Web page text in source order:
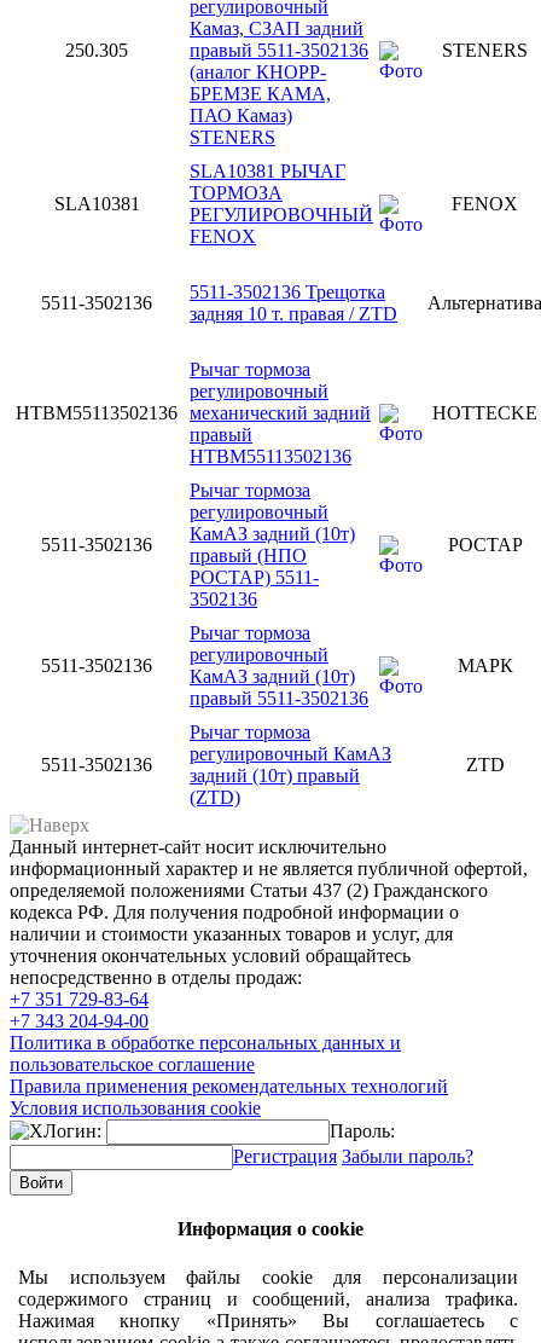
250.305
регулировочный
Камаз, СЗАП задний
правый 5511-3502136
(аналог КНОРР-
БРЕМЗЕ КАМА,
ПАО Камаз)
STENERS
STENERS
SLA10381
SLA10381 РЫЧАГ
ТОРМОЗА
РЕГУЛИРОВОЧНЫЙ
FENOX
FENOX
5511-3502136
5511-3502136 Трещотка
задняя 10 т. правая / ZTD
Альтернатива
HTBM55113502136
Рычаг тормоза
регулировочный
механический задний
правый
HTBM55113502136
HOTTECKE
5511-3502136
Рычаг тормоза
регулировочный
КамАЗ задний (10т)
правый (НПО
РОСТАР) 5511-
3502136
РОСТАР
5511-3502136
Рычаг тормоза
регулировочный
КамАЗ задний (10т)
правый 5511-3502136
МАРК
5511-3502136
Рычаг тормоза
регулировочный КамАЗ
задний (10т) правый
(ZTD)
ZTD
Данный интернет-сайт носит исключительно
информационный характер и не является публичной офертой,
определяемой положениями Статьи 437 (2) Гражданского
кодекса РФ. Для получения подробной информации о
наличии и стоимости указанных товаров и услуг, для
уточнения окончательных условий обращайтесь
непосредственно в отделы продаж:
+7 351 729-83-64
+7 343 204-94-00
Политика в обработке персональных данных и
пользовательское соглашение
Правила применения рекомендательных технологий
Условия использования cookie
Логин:
Пароль:
Регистрация Забыли пароль?
Информация о cookie
Мы используем файлы cookie для персонализации
содержимого страниц и сообщений, анализа трафика.
Нажимая кнопку «Принять» Вы соглашаетесь с